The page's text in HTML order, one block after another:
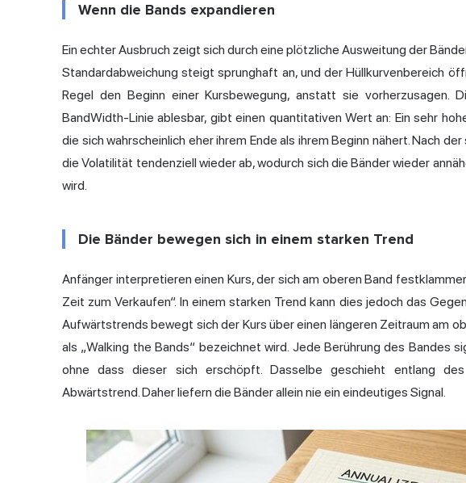
Wenn die Bands expandieren
Ein echter Ausbruch zeigt sich durch eine plötzliche Ausweitung der
Standardabweichung steigt sprunghaft an, und der Hüllkurvenbereich
Regel den Beginn einer Kursbewegung, anstatt sie vorherzusagen.
BandWidth-Linie ablesbar, gibt einen quantitativen Wert an: Ein sehr
die sich wahrscheinlich eher ihrem Ende als ihrem Beginn nähert. Nach
die Volatilität tendenziell wieder ab, wodurch sich die Bänder wieder
wird.
Die Bänder bewegen sich in einem starken Trend
Anfänger interpretieren einen Kurs, der sich am oberen Band
Zeit zum Verkaufen“. In einem starken Trend kann dies jedoch das
Aufwärtstrends bewegt sich der Kurs über einen längeren Zeitraum am
als „Walking the Bands“ bezeichnet wird. Jede Berührung des Bandes
ohne dass dieser sich erschöpft. Dasselbe geschieht entlang
Abwärtstrend. Daher liefern die Bänder allein nie ein eindeutiges Signal.